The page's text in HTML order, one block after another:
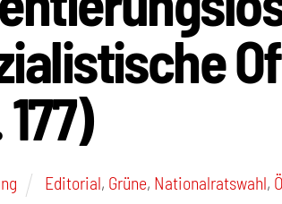
Editorial, Grüne, Nationalratswahl,